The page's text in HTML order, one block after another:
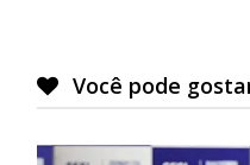
Você pode